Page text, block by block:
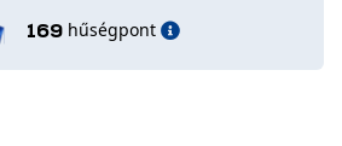
169 hűségpont